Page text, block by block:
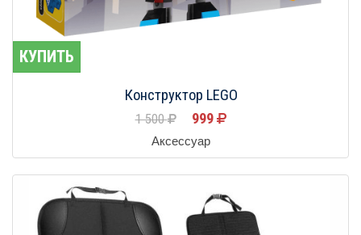
КУПИТЬ
Конструктор LEGO
1 500 999
Аксессуар